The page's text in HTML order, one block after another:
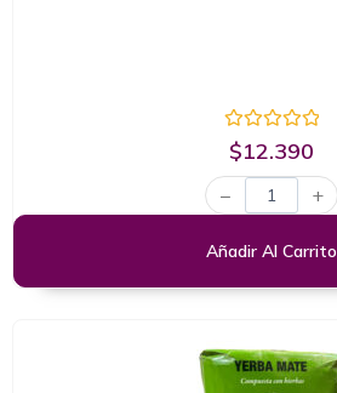
Valorado
con
0
de
5
$12.390
− +
Añadir Al Carrito